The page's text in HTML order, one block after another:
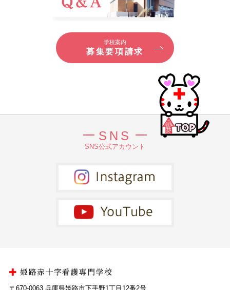
学校案内
募集要項請求
SNS
SNS公式アカウント
〒670-0063 兵庫県姫路市下手野1丁目12番2号